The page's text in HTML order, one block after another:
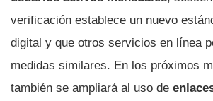
verificación establece un nuevo
digital y que otros servicios en línea
medidas similares. En los próximos
también se ampliará al uso de